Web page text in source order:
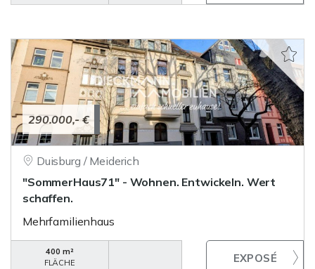
290.000,- €
Duisburg / Meiderich
"SommerHaus71" - Wohnen. Entwickeln. Wert
schaffen.
Mehrfamilienhaus
400 m²
FLÄCHE